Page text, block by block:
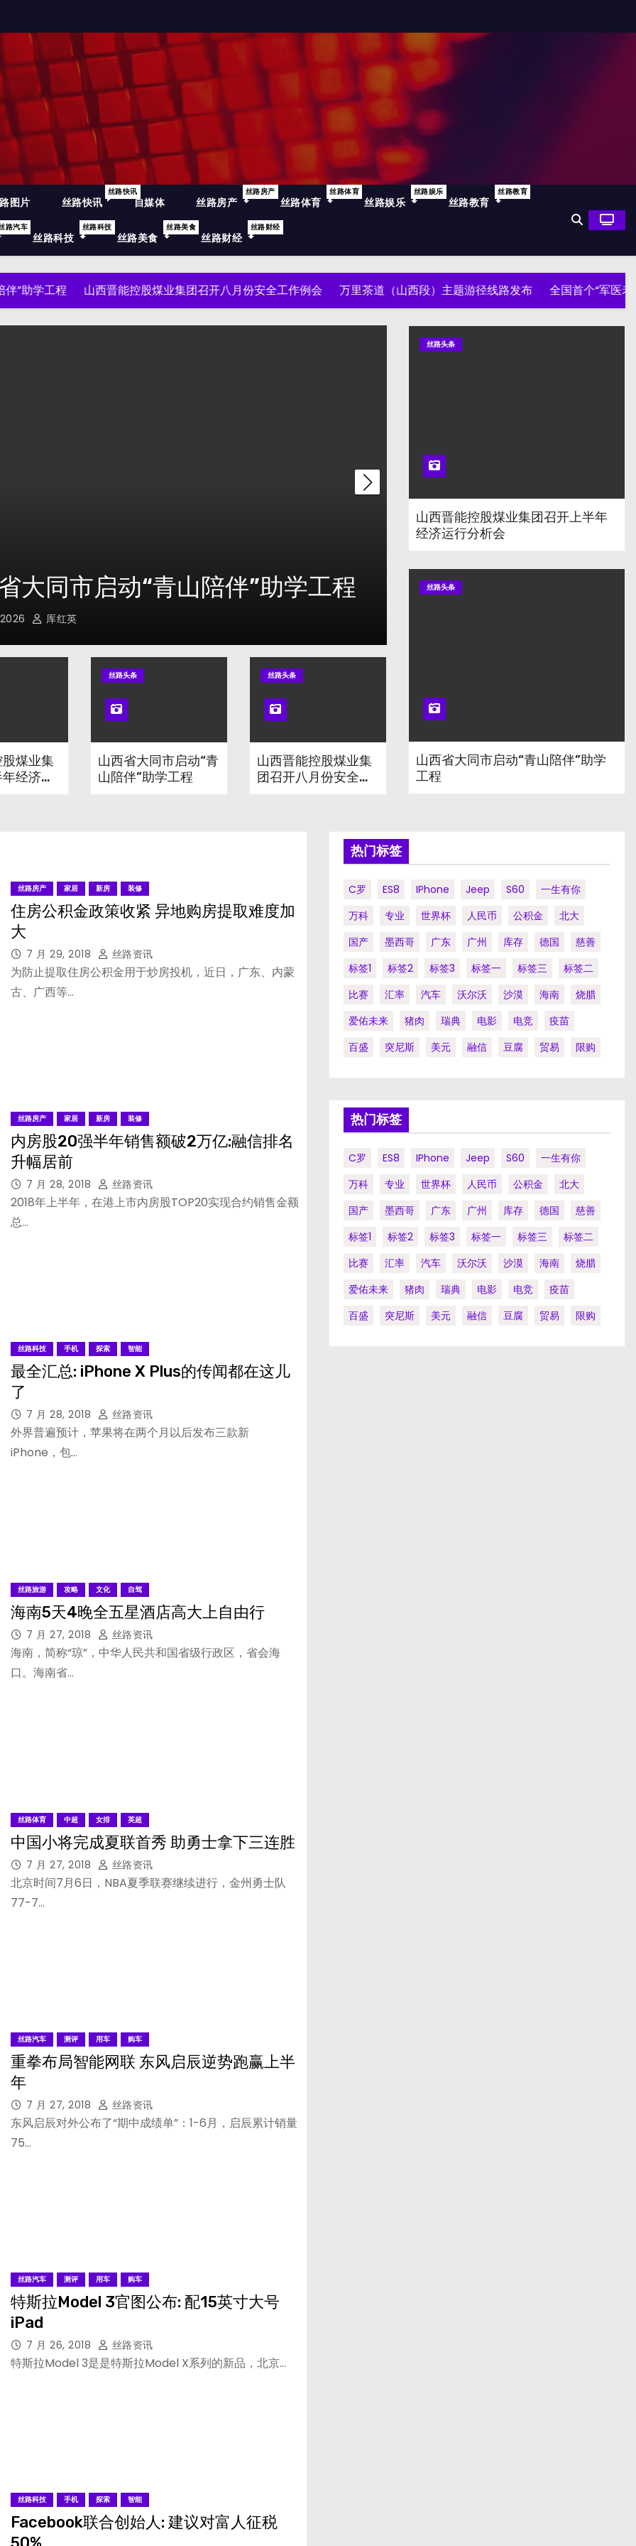
图片 丝路快讯
丝路快讯
自媒体 丝路房产
丝路房产
丝路体育
丝路体育
丝路娱乐
丝路娱乐
丝路教育
丝路教育
路汽车
丝路科技
丝路科技
丝路美食
丝路美食
丝路财经
丝路财经
山西晋能控股煤业集团召开八月份安全工作例会 万里茶道（山西段）主题游径线路发布 全国首个“军医老区行”工作
会
厍红英
丝路头条
万里茶道（山西段
煤业集
经济运
丝路头条
山西省大同市启动“青
山陪伴”助学工程
丝路头条
山西晋能控股煤业集
团召开八月份安全工
丝路头条
山西晋能控股煤业集团召开上半年
经济运行分析会
丝路头条
山西省大同市启动“青山陪伴”助学
工程
丝路房产 家居 新房 装修
住房公积金政策收紧 异地购房提取难度加
大
7 月 29, 2018 丝路资讯
为防止提取住房公积金用于炒房投机，近日，广东、内蒙
古、广西等…
丝路房产 家居 新房 装修
内房股20强半年销售额破2万亿:融信排名
升幅居前
7 月 28, 2018 丝路资讯
2018年上半年，在港上市内房股TOP20实现合约销售金额
总…
丝路科技 手机 探索 智能
最全汇总: iPhone X Plus的传闻都在这儿
了
7 月 28, 2018 丝路资讯
外界普遍预计，苹果将在两个月以后发布三款新
iPhone，包…
丝路旅游 攻略 文化 自驾
海南5天4晚全五星酒店高大上自由行
7 月 27, 2018 丝路资讯
海南，简称“琼”，中华人民共和国省级行政区，省会海
口。海南省…
丝路体育 中超 女排 英超
中国小将完成夏联首秀 助勇士拿下三连胜
7 月 27, 2018 丝路资讯
北京时间7月6日，NBA夏季联赛继续进行，金州勇士队
77-7…
丝路汽车 测评 用车 购车
重拳布局智能网联 东风启辰逆势跑赢上半
年
7 月 27, 2018 丝路资讯
东风启辰对外公布了“期中成绩单”：1-6月，启辰累计销量
75…
丝路汽车 测评 用车 购车
特斯拉Model 3官图公布: 配15英寸大号
iPad
7 月 26, 2018 丝路资讯
特斯拉Model 3是是特斯拉Model X系列的新品，北京…
丝路科技 手机 探索 智能
Facebook联合创始人: 建议对富人征税
热门标签
C罗 ES8 IPhone Jeep S60
一生有你
万科
专业 世界杯 人民币 公积金
北大
国产
墨西哥 广东 广州 库存 德国
慈善
标签1
标签2 标签3 标签一 标签三
标签二
比赛
汇率 汽车 沃尔沃 沙漠 海南
烧腊
爱佑未来
猪肉 瑞典 电影 电竞
疫苗
百盛
突尼斯 美元 融信 豆腐 贸易 限购
热门标签
C罗 ES8 IPhone Jeep S60
一生有你
万科
专业 世界杯 人民币 公积金
北大
国产
墨西哥 广东 广州 库存 德国
慈善
标签1
标签2 标签3 标签一 标签三
标签二
比赛
汇率 汽车 沃尔沃 沙漠 海南
烧腊
爱佑未来
猪肉 瑞典 电影 电竞
疫苗
百盛
突尼斯 美元 融信 豆腐 贸易 限购